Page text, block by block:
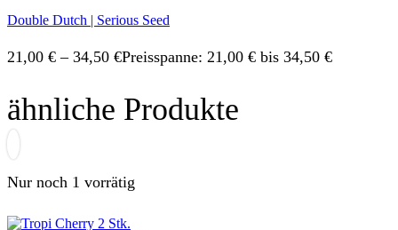
Double Dutch | Serious Seed
21,00 € – 34,50 €Preisspanne: 21,00 € bis 34,50 €
ähnliche Produkte
Nur noch 1 vorrätig